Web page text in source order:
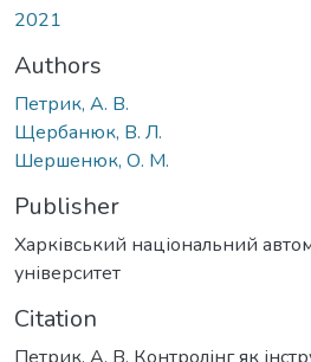
2021
Authors
Петрик, А. В.
Щербанюк, В. Л.
Шершенюк, О. М.
Publisher
Харківський національний
університет
Citation